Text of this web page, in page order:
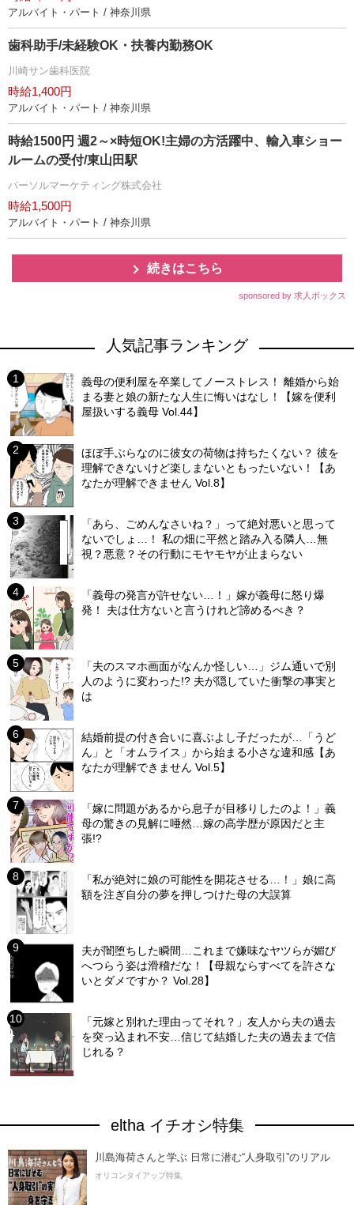
アルバイト・パート / 神奈川県
歯科助手/未経験OK・扶養内勤務OK
川崎サン歯科医院
時給1,400円
アルバイト・パート / 神奈川県
時給1500円 週2～×時短OK!主婦の方活躍中、輸入車ショー
ルームの受付/東山田駅
パーソルマーケティング株式会社
時給1,500円
アルバイト・パート / 神奈川県
続きはこちら
sponsored by 求人ボックス
人気記事ランキング
義母の便利屋を卒業してノーストレス！ 離婚から始
まる妻と娘の新たな人生に悔いはなし！【嫁を便利
屋扱いする義母 Vol.44】
ほぼ手ぶらなのに彼女の荷物は持ちたくない？ 彼を
理解できないけど楽しまないともったいない！【あ
なたが理解できません Vol.8】
「あら、ごめんなさいね？」って絶対悪いと思って
ないでしょ…！ 私の畑に平然と踏み入る隣人…無
視？悪意？その行動にモヤモヤが止まらない
「義母の発言が許せない…！」嫁が義母に怒り爆
発！ 夫は仕方ないと言うけれど諦めるべき？
「夫のスマホ画面がなんか怪しい…」ジム通いで別
人のように変わった!? 夫が隠していた衝撃の事実と
は
結婚前提の付き合いに喜ぶよし子だったが…「うど
ん」と「オムライス」から始まる小さな違和感【あ
なたが理解できません Vol.5】
「嫁に問題があるから息子が目移りしたのよ！」義
母の驚きの見解に唖然…嫁の高学歴が原因だと主
張!?
「私が絶対に娘の可能性を開花させる…！」娘に高
額を注ぎ自分の夢を押しつけた母の大誤算
夫が闇堕ちした瞬間…これまで嫌味なヤツらが媚び
へつらう姿は滑稽だな！【母親ならすべてを許さな
いとダメですか？ Vol.28】
「元嫁と別れた理由ってそれ？」友人から夫の過去
を突っ込まれ不安…信じて結婚した夫の過去まで信
じれる？
eltha イチオシ特集
川島海荷さんと学ぶ 日常に潜む“人身取引”のリアル
オリコンタイアップ特集